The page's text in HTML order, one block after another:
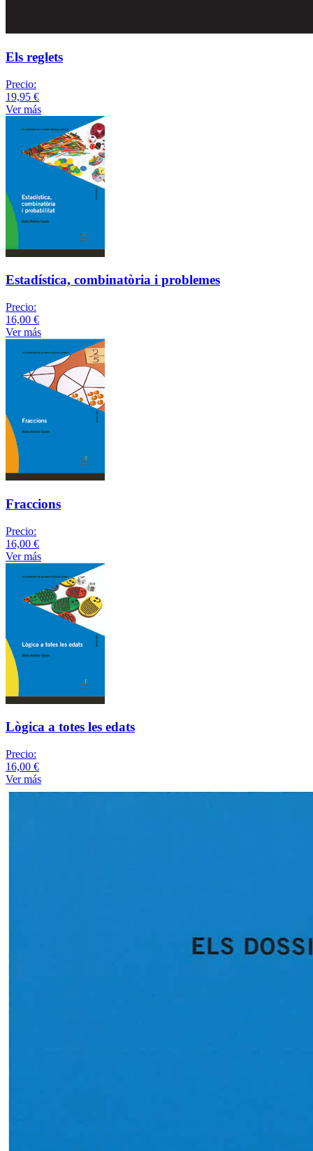
Els reglets
Precio:
19,95 €
Ver más
Estadística, combinatòria i problemes
Precio:
16,00 €
Ver más
Fraccions
Precio:
16,00 €
Ver más
Lògica a totes les edats
Precio:
16,00 €
Ver más